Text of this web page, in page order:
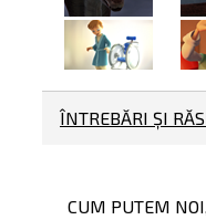
ÎNTREBĂRI ȘI
CUM PUTEM